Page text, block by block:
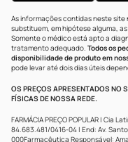
As informações contidas neste
substituem, em hipótese alguma,
Somente o médico está apto a
tratamento adequado. Todos os
disponibilidade de produto em
pode levar até dois dias úteis
OS PREÇOS APRESENTADOS NO
FÍSICAS DE NOSSA REDE.
FARMÁCIA PREÇO POPULAR | Cia
84.683.481/0416-04 | End: Av.
000Farmacêutica Responsável: